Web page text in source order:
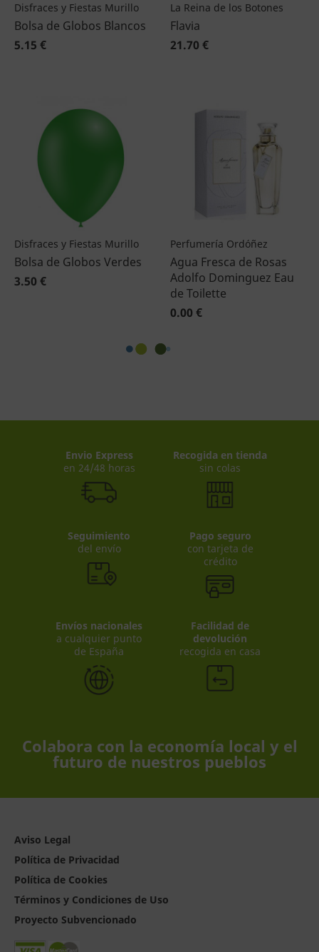
Disfraces y Fiestas Murillo
Bolsa de Globos Blancos
5.15 €
La Reina de los Botones
Flavia
21.70 €
Disfraces y Fiestas Murillo
Bolsa de Globos Verdes
3.50 €
Perfumería Ordóñez
Agua Fresca de Rosas
Adolfo Dominguez Eau
de Toilette
0.00 €
Envio Express
en 24/48 horas
Recogida en tienda
sin colas
Seguimiento
del envío
Pago seguro
con tarjeta de
crédito
Envíos nacionales
a cualquier punto
de España
Facilidad de
devolución
recogida en casa
Colabora con la economía local y el
futuro de nuestros pueblos
Aviso Legal
Política de Privacidad
Política de Cookies
Términos y Condiciones de Uso
Proyecto Subvencionado